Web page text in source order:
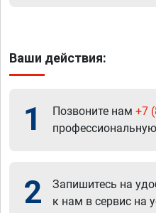
Ваши действия:
1 Позвоните нам +7
2
Запишитесь на
к нам в сервис на